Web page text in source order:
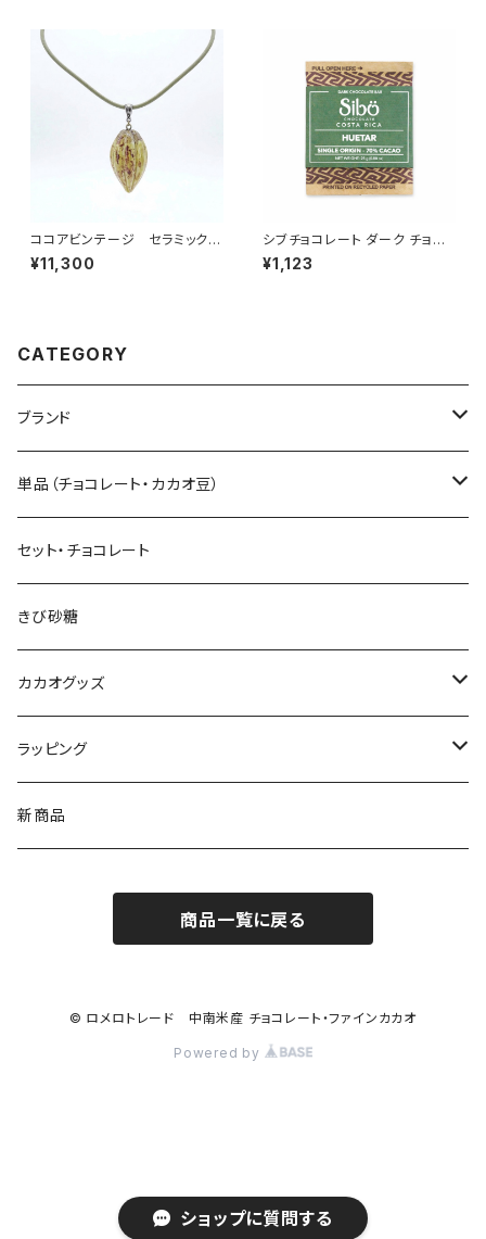
ショップに質問する
ココアビンテージ セラミックカ
カオネックレス（イエロー紐グリ
ーン）
¥11,300
シブチョコレート ダーク チョコ
レートバー カカオ70% 25g SI
bu Chocolate
¥1,123
CATEGORY
ブランド
Sibu CHOCOLATE シブ チョコレート
Senor Cacao セニョールカカオ
Tayutic タユティック
Cocoa Vintage ココア ヴィンテージ
Enraizados エンライサドス
単品（チョコレート・カカオ豆）
板チョコレート
コーティング チョコ
ペーストチョコレート
コインチョコレート
チョコレートドリンク
ボンボンショコラ
セット・チョコレート
きび砂糖
カカオグッズ
アクセサリー
ネックレス
カップ
ラッピング
Sibu CHOCOLATE シブチョコレート
新商品
商品一覧に戻る
© ロメロトレード 中南米産 チョコレート・ファインカカオ
Powered by